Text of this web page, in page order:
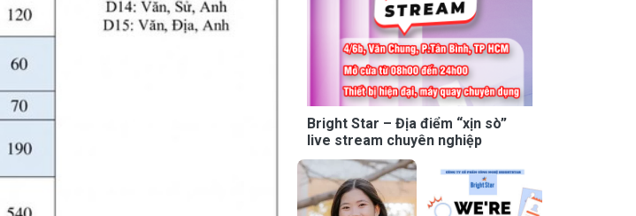
Bright Star – Địa điểm “xịn sò”
live stream chuyên nghiệp